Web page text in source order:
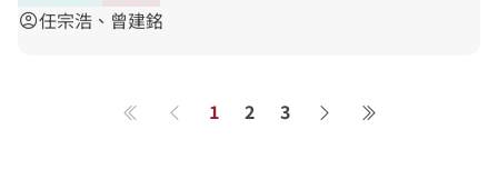
account_circle任宗浩、曾建銘
第一頁上一頁
1 2 3 下一頁最後一頁